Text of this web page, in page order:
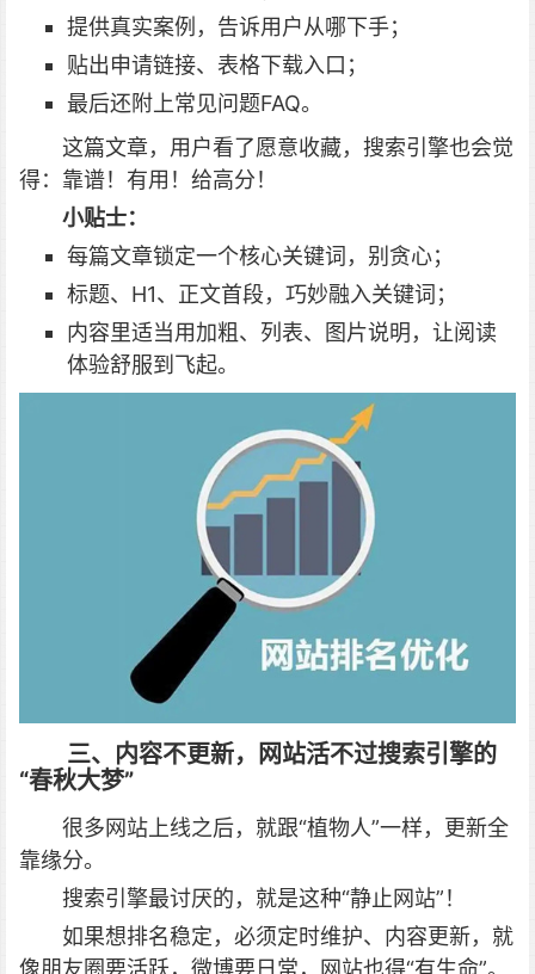
提供真实案例，告诉用户从哪下手；
贴出申请链接、表格下载入口；
最后还附上常见问题FAQ。
这篇文章，用户看了愿意收藏，搜索引擎也会觉
得：靠谱！有用！给高分！
小贴士：
每篇文章锁定一个核心关键词，别贪心；
标题、H1、正文首段，巧妙融入关键词；
内容里适当用加粗、列表、图片说明，让阅读
体验舒服到飞起。
三、内容不更新，网站活不过搜索引擎的
“春秋大梦”
很多网站上线之后，就跟“植物人”一样，更新全
靠缘分。
搜索引擎最讨厌的，就是这种“静止网站”！
如果想排名稳定，必须定时维护、内容更新，就
像朋友圈要活跃，微博要日常，网站也得“有生命”。